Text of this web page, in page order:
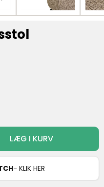
LÆG I KURV
- KLIK HER